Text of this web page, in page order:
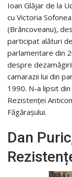
Ioan Glăjar de la
cu Victoria
(Brâncoveanu),
participat alături
parlamentare din
despre
camarazii lui din
1990. N-a lipsit
Rezistenței
Făgărașului.
Dan